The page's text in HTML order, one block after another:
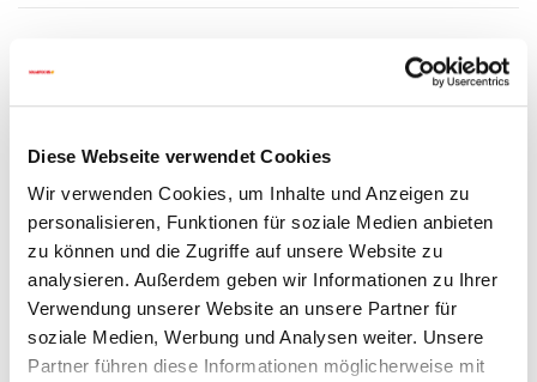
Diese Webseite verwendet Cookies
Wir verwenden Cookies, um Inhalte und Anzeigen zu
personalisieren, Funktionen für soziale Medien anbieten
zu können und die Zugriffe auf unsere Website zu
analysieren. Außerdem geben wir Informationen zu Ihrer
Verwendung unserer Website an unsere Partner für
soziale Medien, Werbung und Analysen weiter. Unsere
Partner führen diese Informationen möglicherweise mit